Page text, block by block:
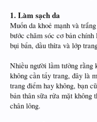
1. Làm sạch da
Muốn da khoẻ mạnh và
bước chăm sóc cơ bản
bụi bẩn, dầu thừa và lớp
Nhiều người lầm tưởng rằng
không cần tẩy trang, đây là
trang điểm hay không, bạn
bản thân sữa rửa mặt không
chân lông.